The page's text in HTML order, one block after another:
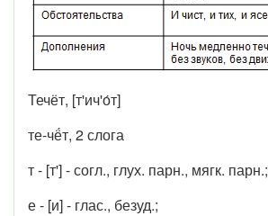
Течёт, [т'ич'о́т]
те-чё́т, 2 слога
т - [т'] - согл., глух. парн., мягк. парн.;
е - [и] - глас., безуд.;